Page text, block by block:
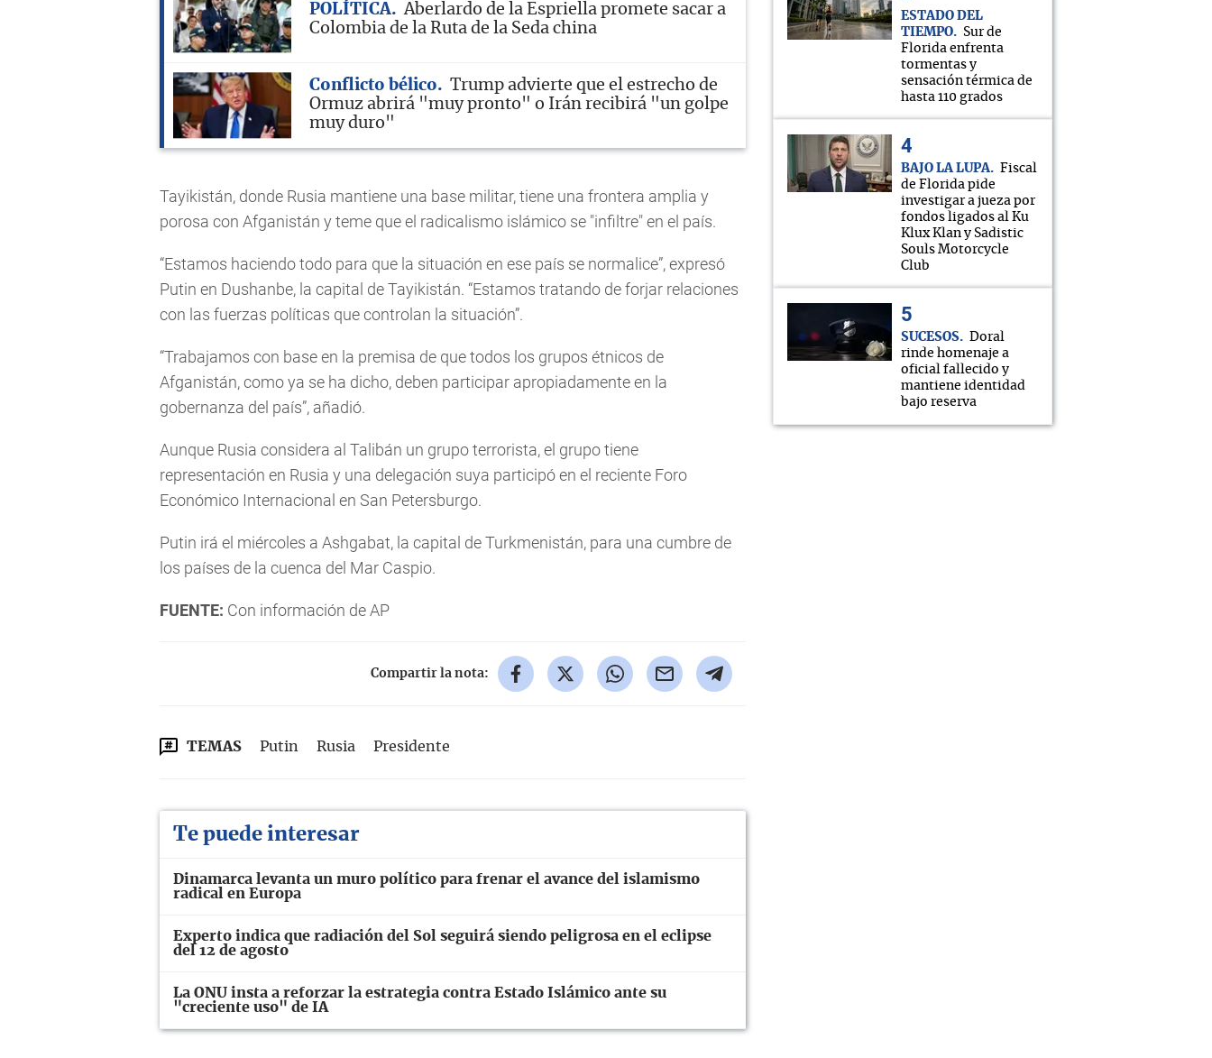
POLÍTICA
Aberlardo de la Espriella promete sacar a
Colombia de la Ruta de la Seda china
Conflicto bélico
Trump advierte que el estrecho de
Ormuz abrirá "muy pronto" o Irán recibirá "un golpe
muy duro"
Tayikistán, donde Rusia mantiene una base militar, tiene una frontera amplia y
porosa con Afganistán y teme que el radicalismo islámico se "infiltre" en el país.
“Estamos haciendo todo para que la situación en ese país se normalice”, expresó
Putin en Dushanbe, la capital de Tayikistán. “Estamos tratando de forjar relaciones
con las fuerzas políticas que controlan la situación”.
“Trabajamos con base en la premisa de que todos los grupos étnicos de
Afganistán, como ya se ha dicho, deben participar apropiadamente en la
gobernanza del país”, añadió.
Aunque Rusia considera al Talibán un grupo terrorista, el grupo tiene
representación en Rusia y una delegación suya participó en el reciente Foro
Económico Internacional en San Petersburgo.
Putin irá el miércoles a Ashgabat, la capital de Turkmenistán, para una cumbre de
los países de la cuenca del Mar Caspio.
FUENTE: Con información de AP
Compartir la nota:
TEMAS Putin Rusia Presidente
Te puede interesar
Dinamarca levanta un muro político para frenar el avance del islamismo
radical en Europa
Experto indica que radiación del Sol seguirá siendo peligrosa en el eclipse
del 12 de agosto
La ONU insta a reforzar la estrategia contra Estado Islámico ante su
"creciente uso" de IA
ESTADO DEL
TIEMPO
Sur de
Florida enfrenta
tormentas y
sensación térmica de
hasta 110 grados
BAJO LA LUPA
Fiscal
de Florida pide
investigar a jueza por
fondos ligados al Ku
Klux Klan y Sadistic
Souls Motorcycle
Club
SUCESOS
Doral
rinde homenaje a
oficial fallecido y
mantiene identidad
bajo reserva